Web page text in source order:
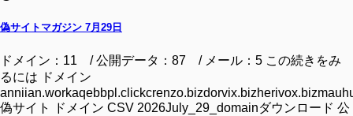
偽サイトマガジン 7月29日
ドメイン：11 / 公開データ：87 / メール：5 この続きをみ
るには ドメイン
偽サイト ドメイン CSV 2026July_29_domainダウンロード 公